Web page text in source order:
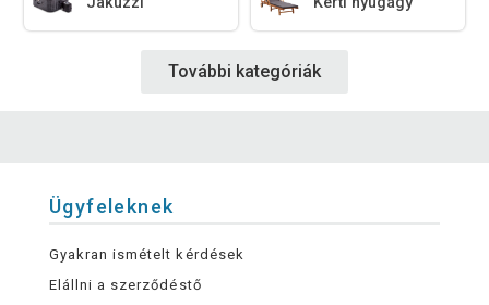
További kategóriák
Ügyfeleknek
Gyakran ismételt kérdések
Elállni a szerződéstő